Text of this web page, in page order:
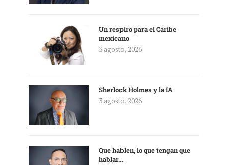
Un respiro para el Caribe
mexicano
3 agosto, 2026
Sherlock Holmes y la IA
3 agosto, 2026
Que hablen, lo que tengan que
hablar…